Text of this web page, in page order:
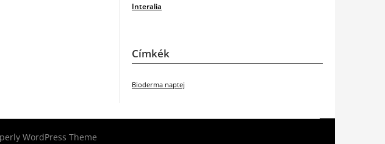
Interalia
Címkék
Bioderma naptej
WordPress Theme